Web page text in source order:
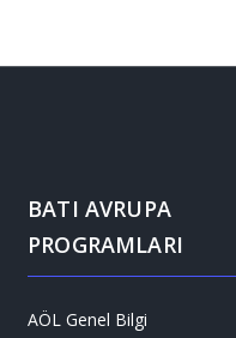
BATI AVRUPA
PROGRAMLARI
AÖL Genel Bilgi